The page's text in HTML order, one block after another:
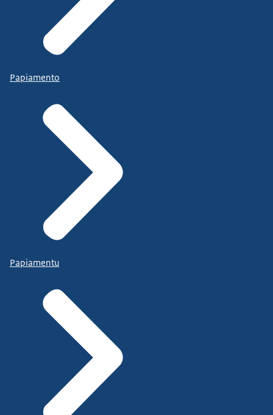
Papiamento
Papiamentu